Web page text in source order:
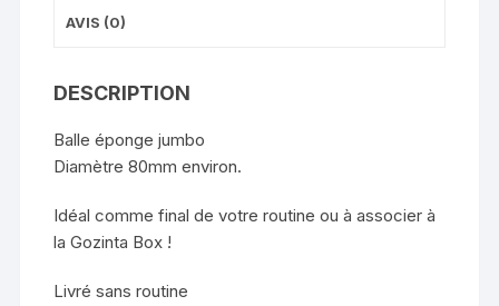
AVIS (0)
DESCRIPTION
Balle éponge jumbo
Diamètre 80mm environ.
Idéal comme final de votre routine ou à associer à
la Gozinta Box !
Livré sans routine